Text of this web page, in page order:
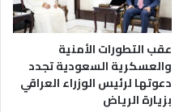
عقب التطورات الأمنية
والعسكرية السعودية تجدد
دعوتها لرئيس الوزراء العراقي
بزيارة الرياض